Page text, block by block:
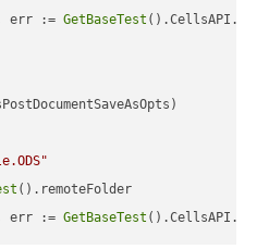
err := GetBaseTest ().CellsAPI.
().remoteFolder
err := GetBaseTest ().CellsAPI.